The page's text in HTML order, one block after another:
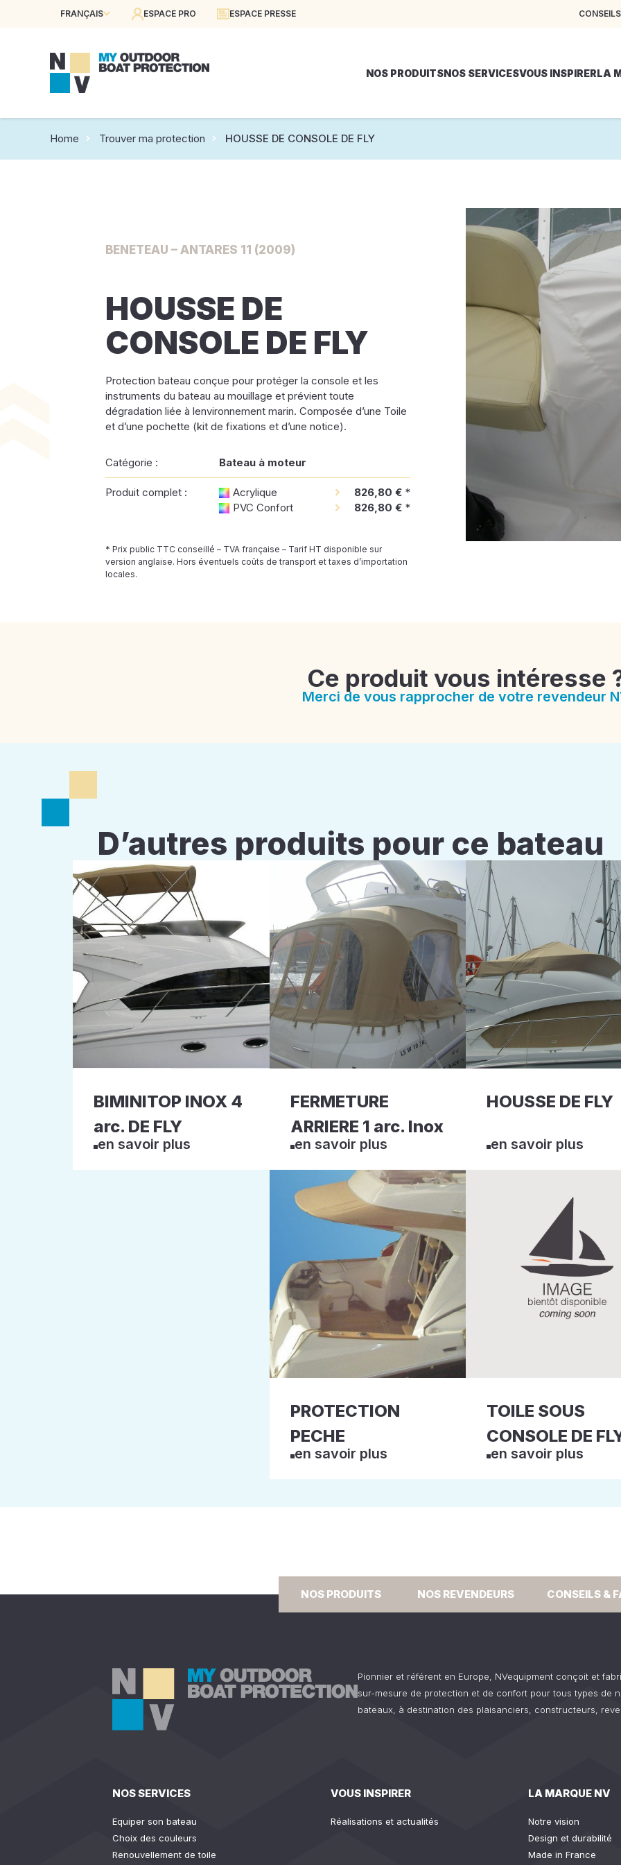
FRANÇAIS ESPACE PRO ESPACE PRESSE
NOS PRODUITSNOS SERVICESVOUS INSPIRERLA
Home Trouver ma protection HOUSSE DE CONSOLE DE FLY
BENETEAU – ANTARES 11 (2009)
HOUSSE DE
CONSOLE DE FLY
Protection bateau conçue pour protéger la console et les
instruments du bateau au mouillage et prévient toute
dégradation liée à lenvironnement marin. Composée d’une Toile
et d’une pochette (kit de fixations et d’une notice).
Catégorie : Bateau à moteur
Produit complet : Acrylique 826,80 € *
PVC Confort
826,80 € *
* Prix public TTC conseillé – TVA française – Tarif HT disponible sur
version anglaise. Hors éventuels coûts de transport et taxes d’importation
locales.
Ce produit vous intéresse
Merci de vous rapprocher de votre revendeur
D’autres produits pour ce bateau
BIMINITOP INOX 4
arc. DE FLY
en savoir plus
FERMETURE
ARRIERE 1 arc. Inox
en savoir plus
HOUSSE DE FLY
en savoir plus
PROTECTION
PECHE
en savoir plus
TOILE SOUS
CONSOLE DE
en savoir plus
NOS PRODUITS NOS REVENDEURS CONSEILS &
Pionnier et référent en Europe, NVequipment conçoit et
sur-mesure de protection et de confort pour tous types de
bateaux, à destination des plaisanciers, constructeurs,
NOS SERVICES
Equiper son bateau
Choix des couleurs
Renouvellement de toile
VOUS INSPIRER
Réalisations et actualités
LA MARQUE NV
Notre vision
Design et durabilité
Made in France